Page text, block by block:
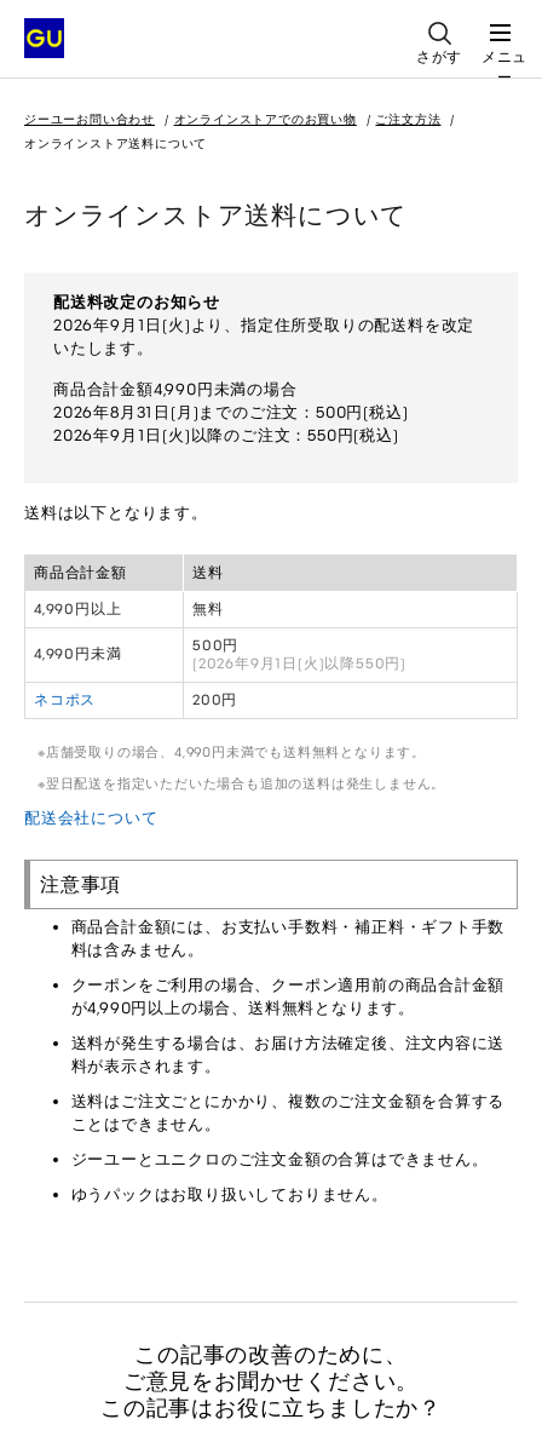
さがす
メニュ
ー
ジーユーお問い合わせ オンラインストアでのお買い物
ご注文方法
オンラインストア送料について
オンラインストア送料について
配送料改定のお知らせ
2026年9月1日(火)より、指定住所受取りの配送料を改定
いたします。
商品合計金額4,990円未満の場合
2026年8月31日(月)までのご注文：500円(税込)
2026年9月1日(火)以降のご注文：550円(税込)
送料は以下となります。
商品合計金額 送料
4,990円以上 無料
4,990円未満
500円
(2026年9月1日(火)以降550円)
ネコポス 200円
店舗受取りの場合、4,990円未満でも送料無料となります。
翌日配送を指定いただいた場合も追加の送料は発生しません。
配送会社について
注意事項
商品合計金額には、お支払い手数料・補正料・ギフト手数
料は含みません。
クーポンをご利用の場合、クーポン適用前の商品合計金額
が4,990円以上の場合、送料無料となります。
送料が発生する場合は、お届け方法確定後、注文内容に送
料が表示されます。
送料はご注文ごとにかかり、複数のご注文金額を合算する
ことはできません。
ジーユーとユニクロのご注文金額の合算はできません。
ゆうパックはお取り扱いしておりません。
この記事の改善のために、
ご意見をお聞かせください。
この記事はお役に立ちましたか？